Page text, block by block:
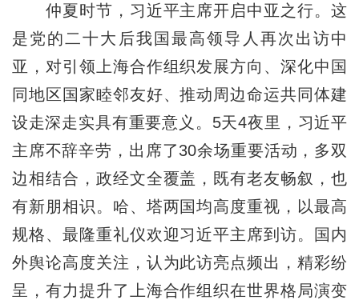
仲夏时节，习近平主席开启中亚之行。这
是党的二十大后我国最高领导人再次出访中
亚，对引领上海合作组织发展方向、深化中国
同地区国家睦邻友好、推动周边命运共同体建
设走深走实具有重要意义。5天4夜里，习近平
主席不辞辛劳，出席了30余场重要活动，多双
边相结合，政经文全覆盖，既有老友畅叙，也
有新朋相识。哈、塔两国均高度重视，以最高
规格、最隆重礼仪欢迎习近平主席到访。国内
外舆论高度关注，认为此访亮点频出，精彩纷
呈，有力提升了上海合作组织在世界格局演变